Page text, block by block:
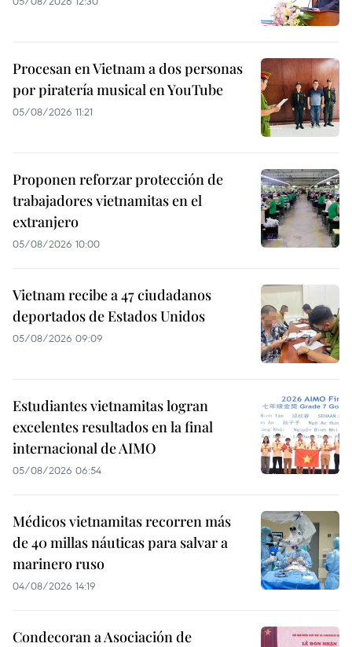
Procesan en Vietnam a dos personas
por piratería musical en YouTube
05/08/2026 11:21
Proponen reforzar protección de
trabajadores vietnamitas en el
extranjero
05/08/2026 10:00
Vietnam recibe a 47 ciudadanos
deportados de Estados Unidos
05/08/2026 09:09
Estudiantes vietnamitas logran
excelentes resultados en la final
internacional de AIMO
05/08/2026 06:54
Médicos vietnamitas recorren más
de 40 millas náuticas para salvar a
marinero ruso
04/08/2026 14:19
Condecoran a Asociación de